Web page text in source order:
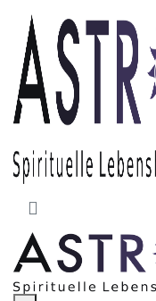
Skip to main content